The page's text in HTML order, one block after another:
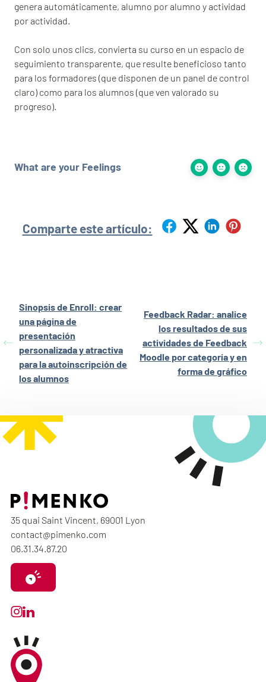
genera automáticamente, alumno por alumno y actividad
por actividad.
Con solo unos clics, convierta su curso en un espacio de
seguimiento transparente, que resulte beneficioso tanto
para los formadores (que disponen de un panel de control
claro) como para los alumnos (que ven valorado su
progreso).
What are your Feelings
Comparte este artículo:
Sinopsis de Enroll: crear
una página de
presentación
personalizada y atractiva
para la autoinscripción de
los alumnos
Feedback Radar: analice
los resultados de sus
actividades de Feedback
Moodle por categoría y en
forma de gráfico
35 quai Saint Vincent, 69001 Lyon
contact@pimenko.com
06.31.34.87.20